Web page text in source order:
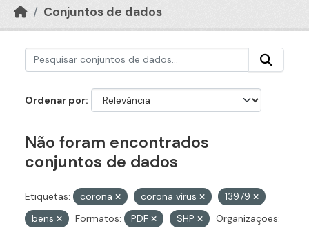
Conjuntos de dados
Ordenar por
Não foram encontrados
conjuntos de dados
Etiquetas: corona corona vírus
13979
bens
Formatos: PDF SHP
Organizações: